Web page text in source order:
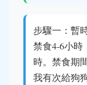
步驟一：暫
禁食4-6小時
時。禁食期
我有次給狗